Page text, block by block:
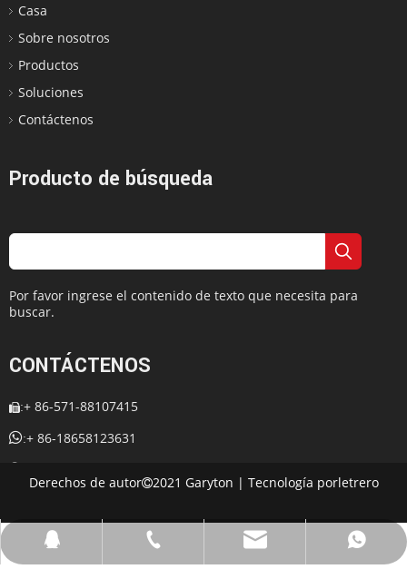
Casa
Sobre nosotros
Productos
Soluciones
Contáctenos
Producto de búsqueda
Por favor ingrese el contenido de texto que necesita para
buscar.
+ 86-18658123631
cherrylee@garyton.cn
+ 86-18658123631
CONTÁCTENOS
:+ 86-571-88107415
:+ 86-18658123631
: 657098666
Derechos de autor2021 Garyton | Tecnología porletrero